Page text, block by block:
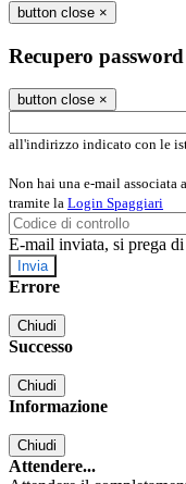
button close ×
Recupero password
button close ×
all'indirizzo indicato con le
Non hai una e-mail associata
tramite la Login Spaggiari
E-mail inviata, si prega
Errore
Chiudi
Successo
Chiudi
Informazione
Chiudi
Attendere...